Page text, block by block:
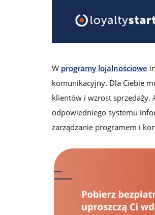
Zamów darmową konsultację
W programy lojalnościowe
komunikacyjny. Dla Ciebie
klientów i wzrost sprzedaży.
odpowiedniego systemu
zarządzanie programem i